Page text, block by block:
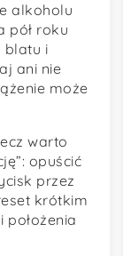
alkoholu
pół roku
blatu i
ani nie
może
warto
opuścić
przez
krótkim
położenia